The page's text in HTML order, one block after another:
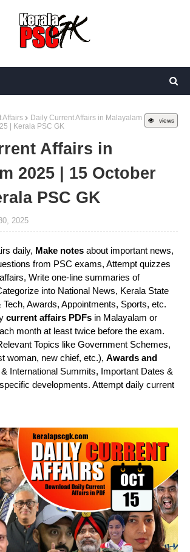
views
Affairs
Daily Current Affairs in Malayalam
| Kerala PSC GK
Affairs in
2025 | 15 October
PSC GK
2025
daily, Make notes about important news,
from PSC exams, Attempt quizzes
Write one-line summaries of
into National News, Kerala State
Awards, Appointments, Sports, etc.
current affairs PDFs in Malayalam or
month at least twice before the exam.
Topics like Government Schemes,
woman, new chief, etc.), Awards and
International Summits, Important Dates &
developments. Attempt daily current